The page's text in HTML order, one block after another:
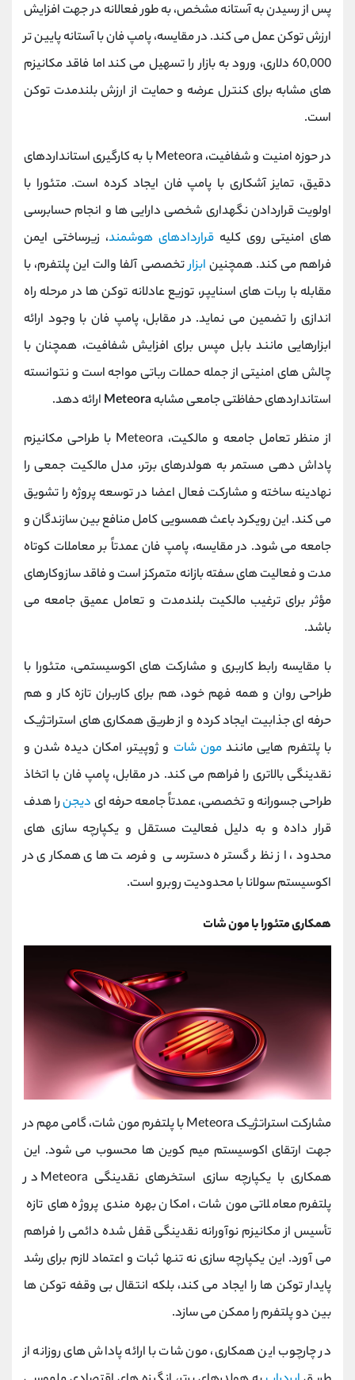
پس از رسیدن به آستانه مشخص، به طور فعالانه در جهت افزایش
ارزش توکن عمل می‌ کند. در مقایسه، پامپ فان با آستانه پایین ‌تر
60,000 دلاری، ورود به بازار را تسهیل می ‌کند اما فاقد مکانیزم‌
های مشابه برای کنترل عرضه و حمایت از ارزش بلندمدت توکن
است.
در حوزه امنیت و شفافیت، Meteora با به کارگیری استانداردهای
دقیق، تمایز آشکاری با پامپ ‌فان ایجاد کرده است. متئورا با
اولویت قراردادن نگهداری شخصی دارایی ‌ها و انجام حسابرسی
‌های امنیتی روی کلیه قراردادهای هوشمند، زیرساختی ایمن
فراهم می کند. همچنین ابزارتخصصی آلفا والت این پلتفرم، با
مقابله با ربات ‌های اسنایپر، توزیع عادلانه توکن‌ ها در مرحله راه
‌اندازی را تضمین می ‌نماید. در مقابل، پامپ ‌فان با وجود ارائه
ابزارهایی مانند بابل ‌مپس برای افزایش شفافیت، همچنان با
چالش ‌های امنیتی از جمله حملات رباتی مواجه است و نتوانسته
استانداردهای حفاظتی جامعی مشابهMeteora ارائه دهد.
از منظر تعامل جامعه و مالکیت، Meteora با طراحی مکانیزم
پاداش دهی مستمر به هولدرهای برتر، مدل مالکیت جمعی را
نهادینه ساخته و مشارکت فعال اعضا در توسعه پروژه را تشویق
می کند. این رویکرد باعث همسویی کامل منافع بین سازندگان و
جامعه می ‌شود. در مقایسه، پامپ‌ فان عمدتاً بر معاملات کوتاه
‌مدت و فعالیت ‌های سفته ‌بازانه متمرکز است و فاقد سازوکارهای
مؤثر برای ترغیب مالکیت بلندمدت و تعامل عمیق جامعه می
‌باشد.
با مقایسه رابط کاربری و مشارکت ‌های اکوسیستمی، متئورا با
طراحی روان و همه ‌فهم خود، هم برای کاربران تازه کار و هم
حرفه ‌ای جذابیت ایجاد کرده و از طریق همکاری ‌های استراتژیک
با پلتفرم‌ هایی مانندمون‌ شات و ژوپیتر، امکان دیده ‌شدن و
نقدینگی بالاتری را فراهم می کند. در مقابل، پامپ فان با اتخاذ
طراحی جسورانه و تخصصی، عمدتاً جامعه حرفه ای دیجنرا هدف
قرار داده و به دلیل فعالیت مستقل و یکپارچه ‌سازی‌ های
محدود، از نظر گستره دسترسی و فرصت ‌های همکاری در
اکوسیستم سولانا با محدودیت روبرو است.
همکاری متئورا با مون شات
مشارکت استراتژیک Meteora با پلتفرم مون‌ شات، گامی مهم در
جهت ارتقای اکوسیستم میم‌ کوین ‌ها محسوب می‌ شود. این
همکاری با یکپارچه‌ سازی استخرهای نقدینگی Meteora در
پلتفرم معاملاتی مون ‌شات، امکان بهره‌ مندی پروژه‌ های تازه‌
تأسیس از مکانیزم نوآورانه نقدینگی قفل ‌شده دائمی را فراهم
می‌ آورد. این یکپارچه ‌سازی نه تنها ثبات و اعتماد لازم برای رشد
پایدار توکن ‌ها را ایجاد می ‌کند، بلکه انتقال بی ‌وقفه توکن ‌ها
بین دو پلتفرم را ممکن می‌ سازد.
در چارچوب این همکاری، مون ‌شات با ارائه پاداش ‌های روزانه از